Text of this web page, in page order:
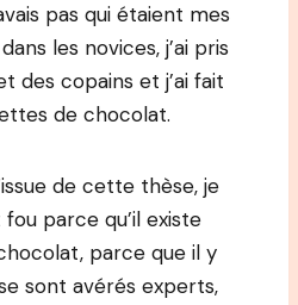
pas qui étaient mes
les novices, j’ai pris
des copains et j’ai fait
de chocolat.
de cette thèse, je
fou parce qu’il existe
parce que il y
sont avérés experts,